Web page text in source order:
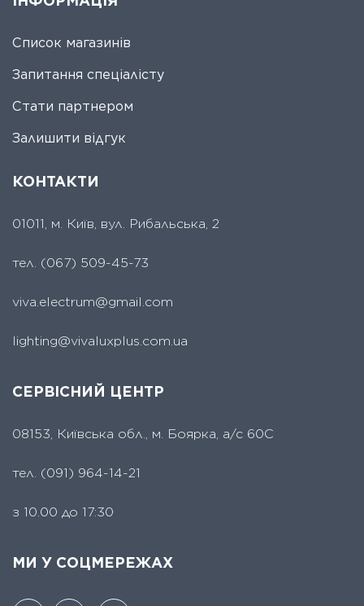
Список магазинів
Запитання спеціалісту
Стати партнером
Залишити відгук
КОНТАКТИ
01011, м. Київ, вул. Рибальська, 2
тел. (067) 509-45-73
viva.electrum@gmail.com
lighting@vivaluxplus.com.ua
СЕРВІСНИЙ ЦЕНТР
08153, Київська обл., м. Боярка, а/с 60С
тел. (091) 964-14-21
з 10.00 до 17:30
МИ У СОЦМЕРЕЖАХ